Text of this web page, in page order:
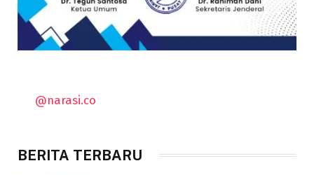
@narasi.co
BERITA TERBARU